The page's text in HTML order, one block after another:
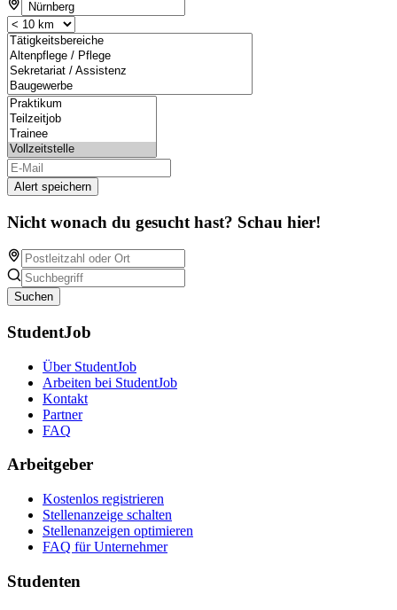
Alert speichern
Nicht wonach du gesucht hast? Schau hier!
Suchen
StudentJob
Über StudentJob
Arbeiten bei StudentJob
Kontakt
Partner
FAQ
Arbeitgeber
Kostenlos registrieren
Stellenanzeige schalten
Stellenanzeigen optimieren
FAQ für Unternehmer
Studenten